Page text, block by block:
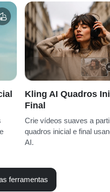
Kling AI Quadros
Final
Crie vídeos suaves a
quadros inicial e final
AI.
ferramentas